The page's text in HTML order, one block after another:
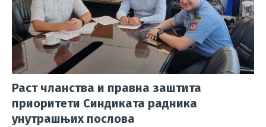
Раст чланства и правна заштита
приоритети Синдиката радника
унутрашњих послова